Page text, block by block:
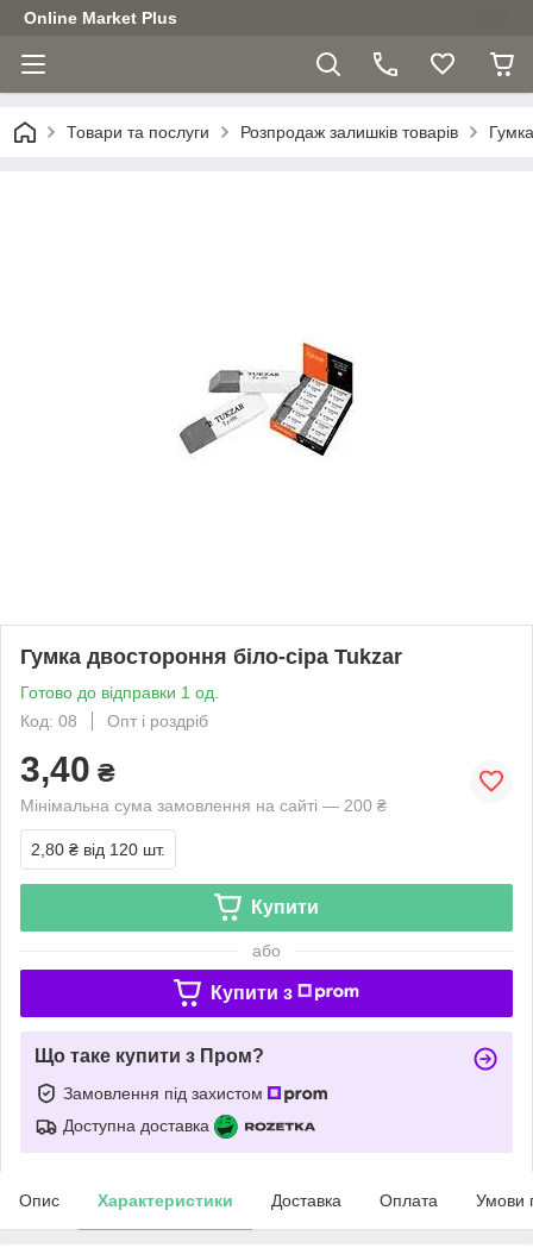
Online Market Plus
Товари та послуги Розпродаж залишків товарів
Гумка двостороння біло-сіра Tukzar
Готово до відправки 1 од.
Код: 08
Опт і роздріб
3,40 ₴
Мінімальна сума замовлення на сайті — 200 ₴
2,80 ₴ від 120 шт.
Купити
або
Купити з
Що таке купити з Пром?
Замовлення під захистом
Доступна доставка
Опис Характеристики Доставка Оплата Умови